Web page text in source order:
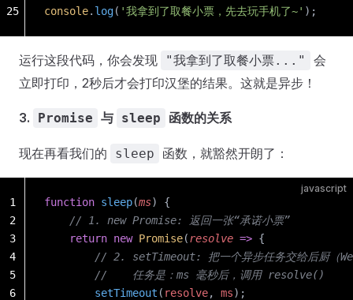
console. log( '我拿到了取餐小票，先去玩手机了~' );
25
运行这段代码，你会发现 "我拿到了取餐小票..."
会
立即打印，2秒后才会打印汉堡的结果。这就是异步！
3. Promise 与 sleep 函数的关系
现在再看我们的 sleep 函数，就豁然开朗了：
javascript
function sleep(ms) {
    // 1. new Promise: 返回一张“承诺小票”
    return
new Promise(resolve => {
// 2. setTimeout: 把一个异步任务交给后厨（
        //    任务是：ms 毫秒后，调用 resolve()
        setTimeout
( resolve, ms);
1
2
3
4
5
6